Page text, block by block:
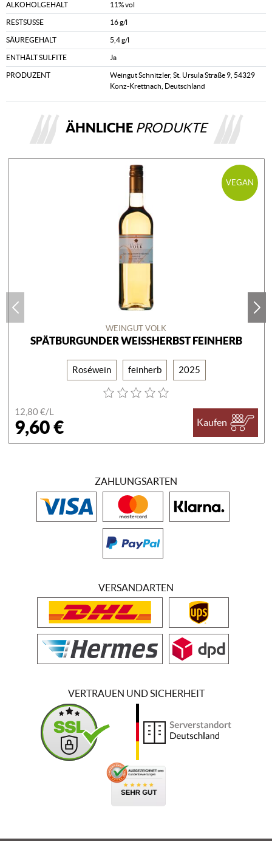
ALKOHOLGEHALT 11% vol
RESTSÜSSE 16 g/l
SÄUREGEHALT 5,4 g/l
ENTHÄLT SULFITE Ja
PRODUZENT
Weingut Schnitzler, St. Ursula Straße 9, 54329
Konz-Krettnach, Deutschland
ÄHNLICHE PRODUKTE
VEGAN
WEINGUT VOLK
SPÄTBURGUNDER WEISSHERBST FEINHERB
Roséwein feinherb 2025
12,80 €/L
9,60 € Kaufen
ZAHLUNGSARTEN
VERSANDARTEN
VERTRAUEN UND SICHERHEIT